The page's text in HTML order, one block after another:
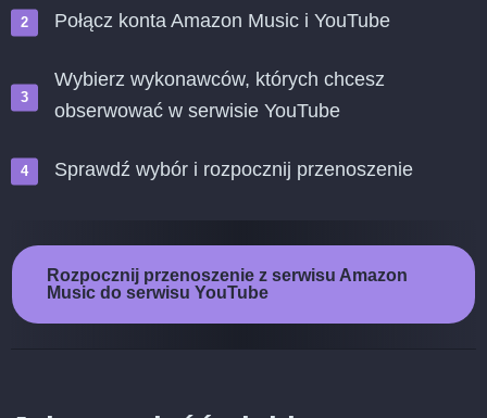
Połącz konta Amazon Music i YouTube
Wybierz wykonawców, których chcesz
obserwować w serwisie YouTube
Sprawdź wybór i rozpocznij przenoszenie
Rozpocznij przenoszenie z serwisu Amazon
Music do serwisu YouTube